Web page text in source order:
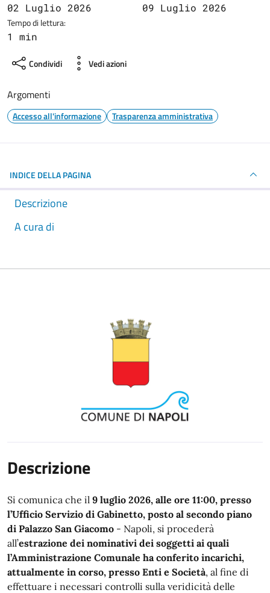
02 Luglio 2026
09 Luglio 2026
Tempo di lettura:
1 min
Condividi Vedi azioni
Argomenti
Accesso all'informazione Trasparenza amministrativa
INDICE DELLA PAGINA
Descrizione
A cura di
Descrizione
Si comunica che il 9 luglio 2026, alle ore 11:00, presso
l’Ufficio Servizio di Gabinetto, posto al secondo piano
di Palazzo San Giacomo - Napoli, si procederà
all’estrazione dei nominativi dei soggetti ai quali
l’Amministrazione Comunale ha conferito incarichi,
attualmente in corso, presso Enti e Società, al fine di
effettuare i necessari controlli sulla veridicità delle